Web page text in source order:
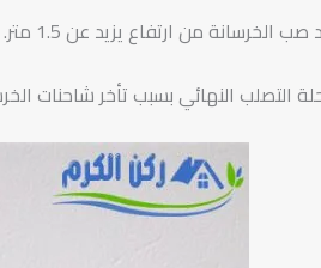
من ارتفاع يزيد عن 1.5 متر.
التصلب النهائي بسبب تأخر شاحنات